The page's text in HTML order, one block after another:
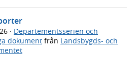
· Departementsserien och
dokument från Landsbygds- och